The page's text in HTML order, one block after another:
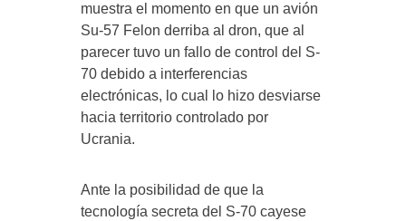
muestra el momento en que un avión
Su-57 Felon derriba al dron, que al
parecer tuvo un fallo de control del S-
70 debido a interferencias
electrónicas, lo cual lo hizo desviarse
hacia territorio controlado por
Ucrania.
Ante la posibilidad de que la
tecnología secreta del S-70 cayese